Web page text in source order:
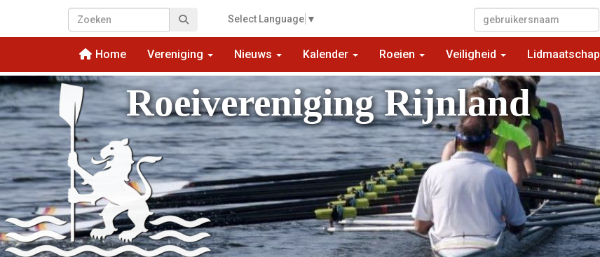
Select Language ▼
Home Vereniging Nieuws Kalender Roeien Veiligheid Lidmaatschap
Roeivereniging Rijnland